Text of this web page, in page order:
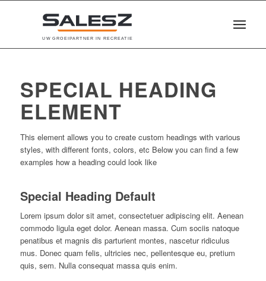
U W G RO E PA RT N E R N R EC R EAT E
SPECIAL HEADING
ELEMENT
This element allows you to create custom headings with various
styles, with different fonts, colors, etc Below you can find a few
examples how a heading could look like
Special Heading Default
Lorem ipsum dolor sit amet, consectetuer adipiscing elit. Aenean
commodo ligula eget dolor. Aenean massa. Cum sociis natoque
penatibus et magnis dis parturient montes, nascetur ridiculus
mus. Donec quam felis, ultricies nec, pellentesque eu, pretium
quis, sem. Nulla consequat massa quis enim.